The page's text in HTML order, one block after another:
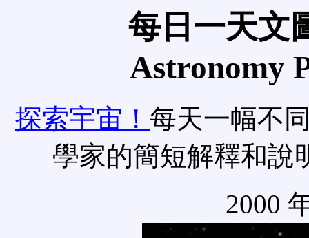
每日一天文
Astronomy
探索宇宙！ 每天一幅不
學家的簡短解釋和說
2000